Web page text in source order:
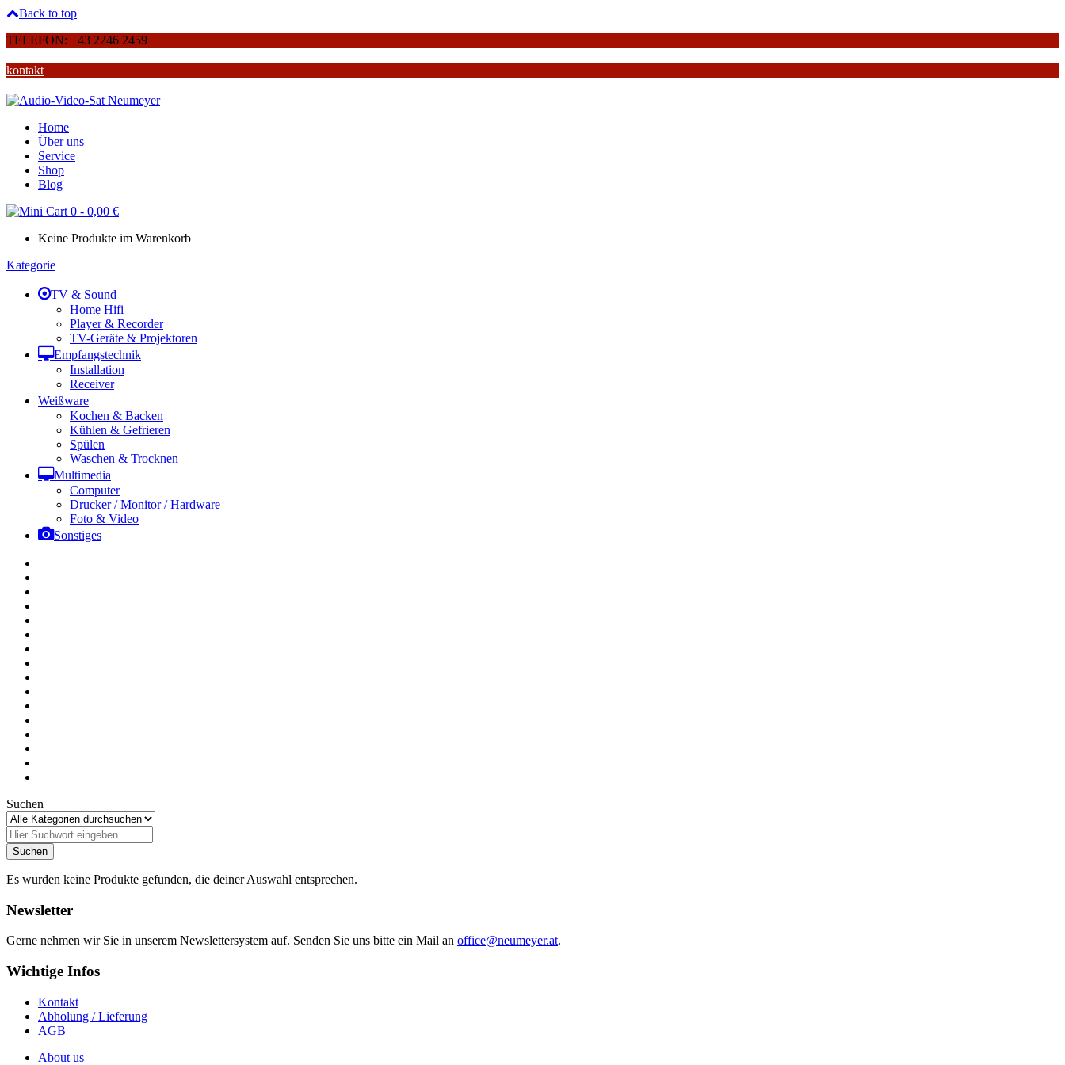
Back to top
TELEFON: +43 2246 2459
kontakt
Home
Über uns
Service
Shop
Blog
0 - 0,00 €
Keine Produkte im Warenkorb
Kategorie
TV & Sound
Home Hifi
Player & Recorder
TV-Geräte & Projektoren
Empfangstechnik
Installation
Receiver
Weißware
Kochen & Backen
Kühlen & Gefrieren
Spülen
Waschen & Trocknen
Multimedia
Computer
Drucker / Monitor / Hardware
Foto & Video
Sonstiges
Suchen
Es wurden keine Produkte gefunden, die deiner Auswahl entsprechen.
Newsletter
Gerne nehmen wir Sie in unserem Newslettersystem auf. Senden Sie uns bitte ein Mail an office@neumeyer.at.
Wichtige Infos
Kontakt
Abholung / Lieferung
AGB
About us